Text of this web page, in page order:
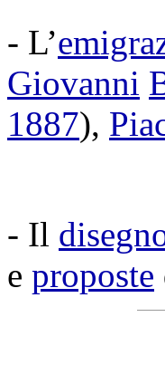
- L’
Giovanni
1887),
- Il
e proposte